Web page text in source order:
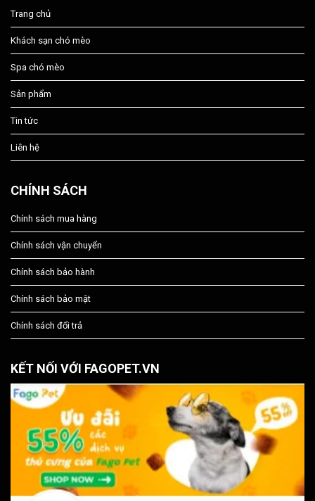
Trang chủ
Khách sạn chó mèo
Spa chó mèo
Sản phẩm
Tin tức
Liên hệ
CHÍNH SÁCH
Chính sách mua hàng
Chính sách vận chuyển
Chính sách bảo hành
Chính sách bảo mật
Chính sách đổi trả
KẾT NỐI VỚI FAGOPET.VN